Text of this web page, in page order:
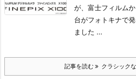
が、富士フィルム
台がフォトキナで
ました ...
記事を読む クラシック